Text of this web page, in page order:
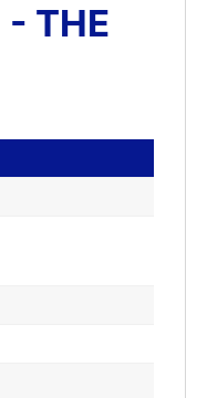
THE